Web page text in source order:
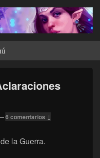
6 comentarios ↓
la Guerra.